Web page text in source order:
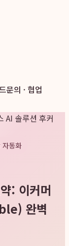
문의 · 협업
AI 솔루션 후커
자동화
: 이커머
완벽